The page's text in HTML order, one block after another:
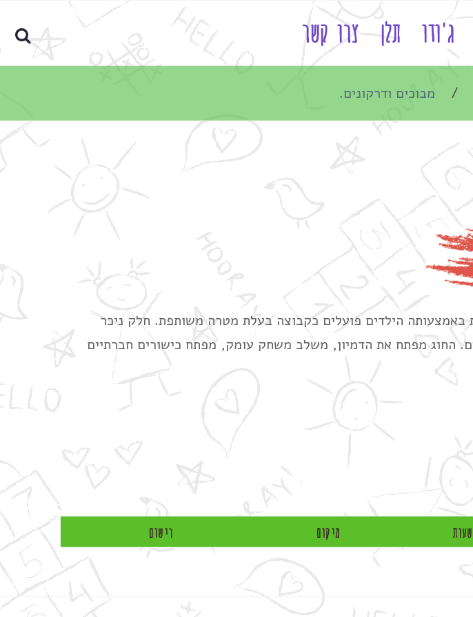
ג'ודו תלן צרו קשר
מבוכים ודרקונים.
באמצעותה הילדים פועלים כקבוצה בעלת מטרה משותפת. חלק ניכר
החוג מפתח את הדמיון, משלב משחק עומק, מפתח כישורים חברתיים
שעות מיקום רישום